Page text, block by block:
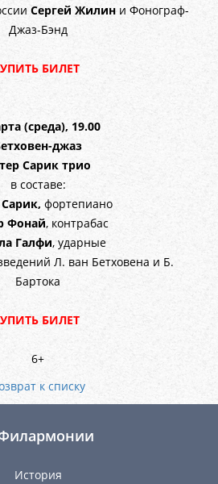
Сергей Жилини Фонограф-
Джаз-Бэнд
БИЛЕТ
(среда), 19.00
джаз
Сарик трио
в составе:
фортепиано
Фонай, контрабас
Галфи, ударные
Л. ван Бетховена и Б.
Бартока
БИЛЕТ
6+
к списку
История